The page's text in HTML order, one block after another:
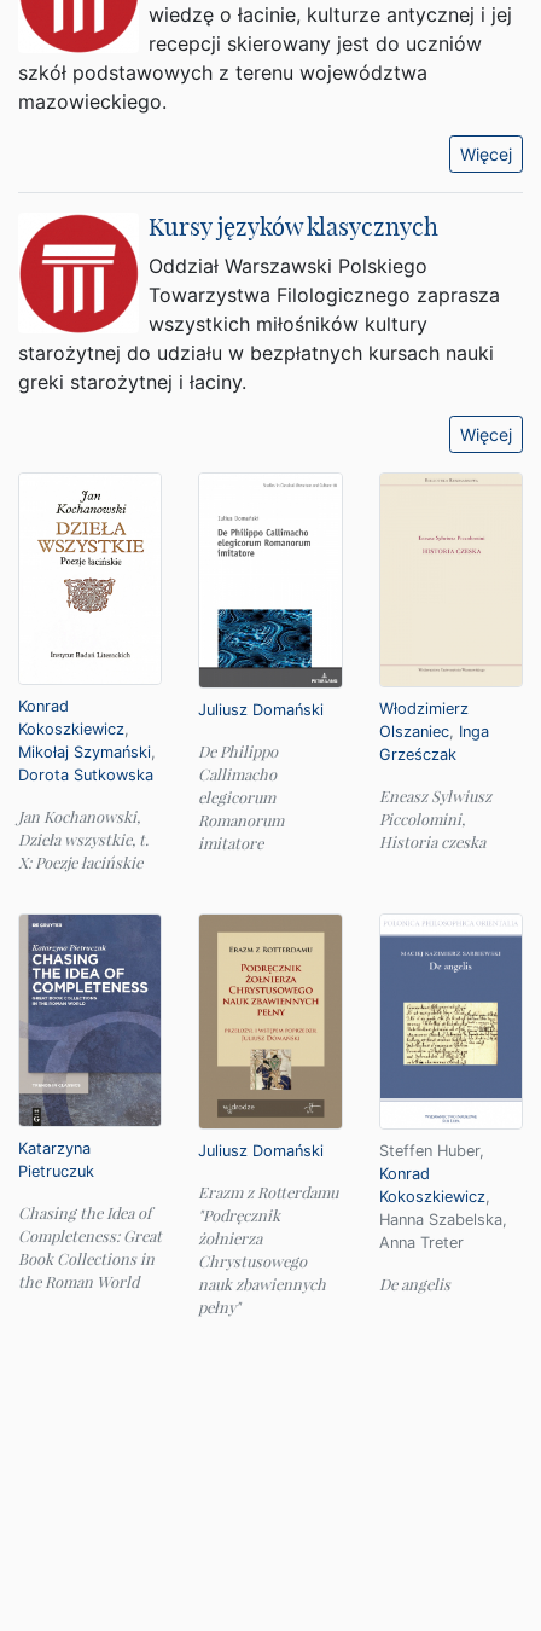
Konrad
Kokoszkiewicz,
Mikołaj Szymański,
Dorota Sutkowska
Jan Kochanowski,
Dzieła wszystkie, t.
X: Poezje łacińskie
Juliusz Domański
De Philippo
Callimacho
elegicorum
Romanorum
imitatore
Włodzimierz
Olszaniec, Inga
Grześczak
Eneasz Sylwiusz
Piccolomini,
Historia czeska
Katarzyna
Pietruczuk
Chasing the Idea of
Completeness: Great
Book Collections in
the Roman World
Juliusz Domański
Erazm z Rotterdamu
"Podręcznik
żołnierza
Chrystusowego
nauk zbawiennych
pełny"
Steffen Huber,
Konrad
Kokoszkiewicz,
Hanna Szabelska,
Anna Treter
De angelis
wiedzę o łacinie, kulturze antycznej i jej
recepcji skierowany jest do uczniów
szkół podstawowych z terenu województwa
mazowieckiego.
Więcej
Kursy języków klasycznych
Oddział Warszawski Polskiego
Towarzystwa Filologicznego zaprasza
wszystkich miłośników kultury
starożytnej do udziału w bezpłatnych kursach nauki
greki starożytnej i łaciny.
Więcej